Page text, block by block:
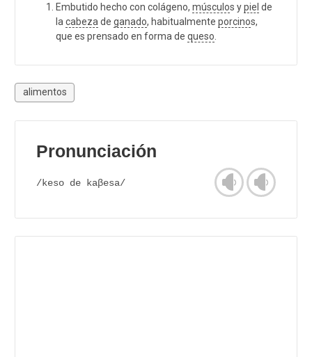
Embutido hecho con colágeno, músculos ypiel de
la cabeza de ganado, habitualmente porcinos,
que es prensado en forma de queso
alimentos
Pronunciación
/keso de kaβesa/